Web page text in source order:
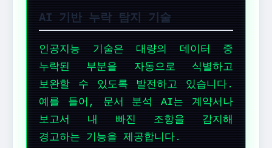
AI 기반 누락 탐지 기술
인공지능 기술은 대량의 데이터 중
누락된 부분을 자동으로 식별하고
보완할 수 있도록 발전하고 있습니다.
예를 들어, 문서 분석 AI는 계약서나
보고서 내 빠진 조항을 감지해
경고하는 기능을 제공합니다.